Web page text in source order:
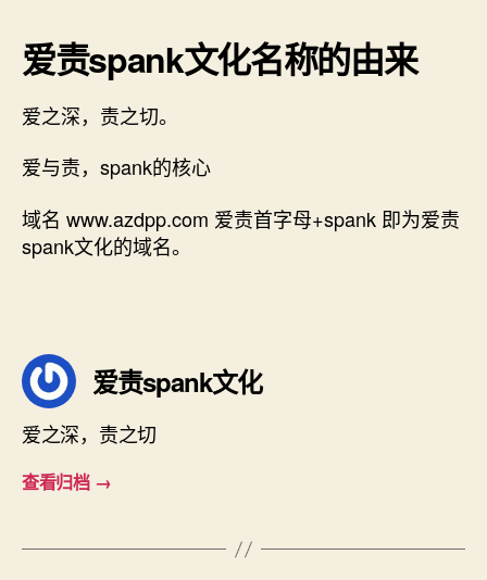
爱责spank文化名称的由来
爱之深，责之切。
爱与责，spank的核心
域名 www.azdpp.com 爱责首字母+spank 即为爱责
spank文化的域名。
爱责spank文化
爱之深，责之切
查看归档 →